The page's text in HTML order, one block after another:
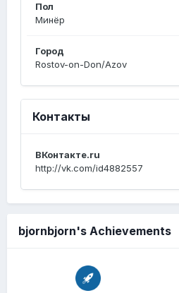
Пол
Минёр
Город
Rostov-on-Don/Azov
Контакты
ВКонтакте.ru
http://vk.com/id4882557
bjornbjorn's Achievements